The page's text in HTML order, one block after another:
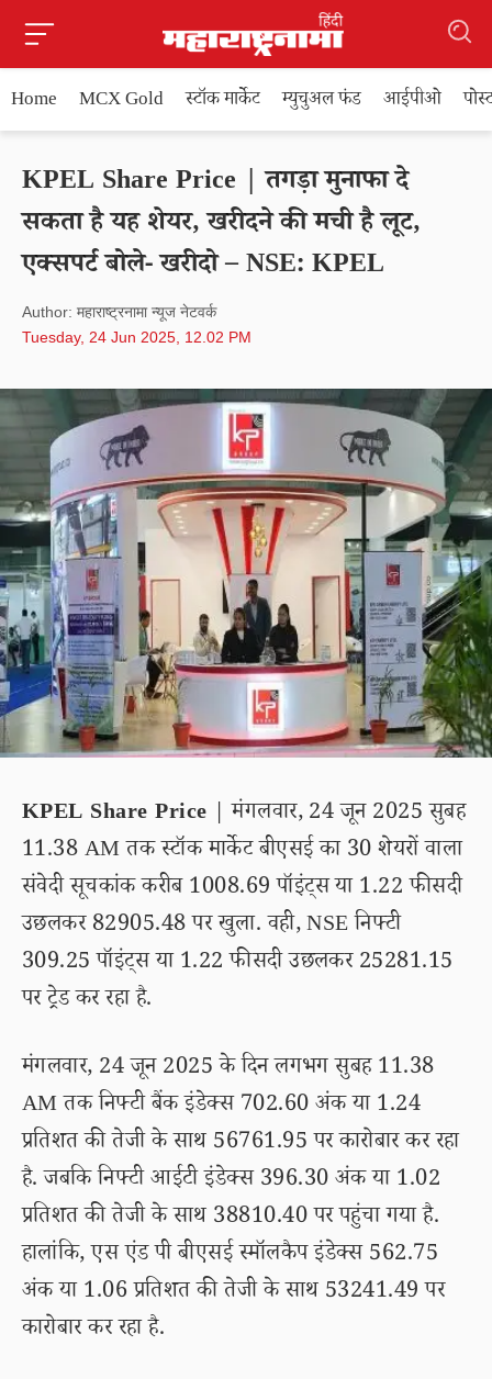
Home MCX Gold स्टॉक मार्केट म्युचुअल फंड आईपीओ
KPEL Share Price | तगड़ा मुनाफा दे
सकता है यह शेयर, खरीदने की मची है लूट,
एक्सपर्ट बोले- खरीदो – NSE: KPEL
Author: महाराष्ट्रनामा न्यूज नेटवर्क
Tuesday, 24 Jun 2025, 12.02 PM
KPEL Share Price | मंगलवार, 24 जून 2025 सुबह
11.38 AM तक स्टॉक मार्केट बीएसई का 30 शेयरों वाला
संवेदी सूचकांक करीब 1008.69 पॉइंट्स या 1.22 फीसदी
उछलकर 82905.48 पर खुला. वही, NSE निफ्टी
309.25 पॉइंट्स या 1.22 फीसदी उछलकर 25281.15
पर ट्रेड कर रहा है.
मंगलवार, 24 जून 2025 के दिन लगभग सुबह 11.38
AM तक निफ्टी बैंक इंडेक्स 702.60 अंक या 1.24
प्रतिशत की तेजी के साथ 56761.95 पर कारोबार कर रहा
है. जबकि निफ्टी आईटी इंडेक्स 396.30 अंक या 1.02
प्रतिशत की तेजी के साथ 38810.40 पर पहुंचा गया है.
हालांकि, एस एंड पी बीएसई स्मॉलकैप इंडेक्स 562.75
अंक या 1.06 प्रतिशत की तेजी के साथ 53241.49 पर
कारोबार कर रहा है.